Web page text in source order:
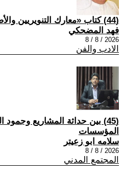
(44) كتاب «معارك التنويريين والأصوليين في أوروبا»
فهد المضحكي
2026 / 8 / 8
الادب والفن
(45) بين حداثة المشاريع وجمود
المؤسسات
سلامه ابو زعيتر
2026 / 8 / 8
المجتمع المدني